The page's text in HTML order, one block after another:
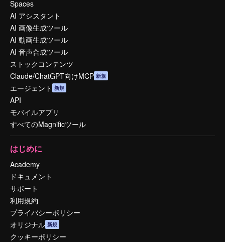
Spaces
AI アシスタント
AI 画像生成ツール
AI 動画生成ツール
AI 音声合成ツール
ストックコンテンツ
Claude/ChatGPT向けMCP 新規
エージェント 新規
API
モバイルアプリ
すべてのMagnificツール
はじめに
Academy
ドキュメント
サポート
利用規約
プライバシーポリシー
オリジナル 新規
クッキーポリシー